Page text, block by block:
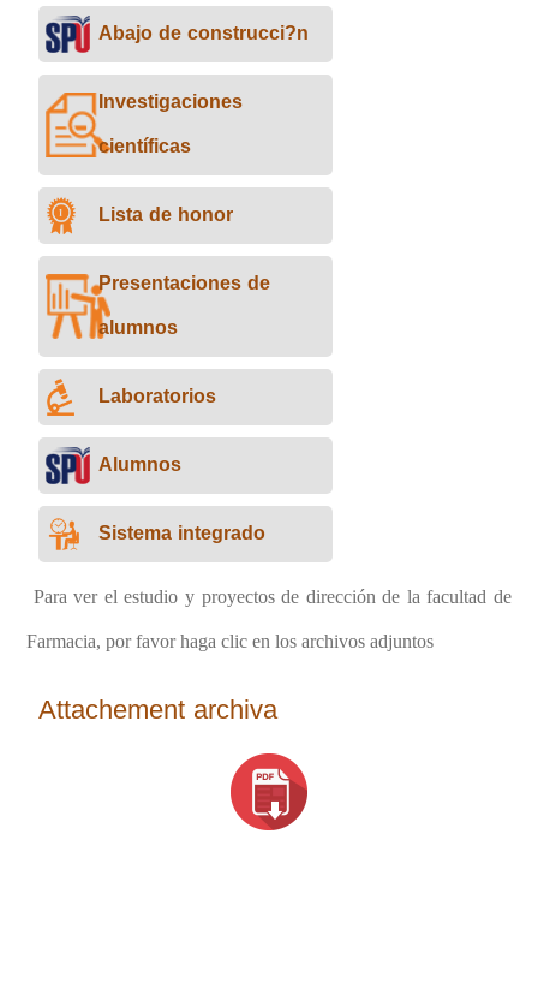
Abajo de construcci?n
Investigaciones
científicas
Lista de honor
Presentaciones de
alumnos
Laboratorios
Alumnos
Sistema integrado
Para ver el estudio y proyectos de dirección de la facultad de
Farmacia, por favor haga clic en los archivos adjuntos
Attachement archiva